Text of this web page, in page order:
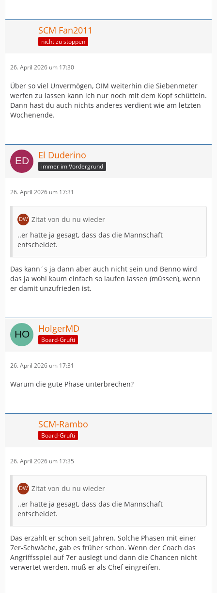
SCM Fan2011
nicht zu stoppen
26. April 2026 um 17:30
Über so viel Unvermögen, OIM weiterhin die Siebenmeter
werfen zu lassen kann ich nur noch mit dem Kopf schütteln.
Dann hast du auch nichts anderes verdient wie am letzten
Wochenende.
El Duderino
immer im Vordergrund
26. April 2026 um 17:31
Zitat von du nu wieder
..er hatte ja gesagt, dass das die Mannschaft
entscheidet.
Das kann´s ja dann aber auch nicht sein und Benno wird
das ja wohl kaum einfach so laufen lassen (müssen), wenn
er damit unzufrieden ist.
HolgerMD
Board-Grufti
26. April 2026 um 17:31
Warum die gute Phase unterbrechen?
SCM-Rambo
Board-Grufti
26. April 2026 um 17:35
Zitat von du nu wieder
..er hatte ja gesagt, dass das die Mannschaft
entscheidet.
Das erzählt er schon seit Jahren. Solche Phasen mit einer
7er-Schwäche, gab es früher schon. Wenn der Coach das
Angriffsspiel auf 7er auslegt und dann die Chancen nicht
verwertet werden, muß er als Chef eingreifen.